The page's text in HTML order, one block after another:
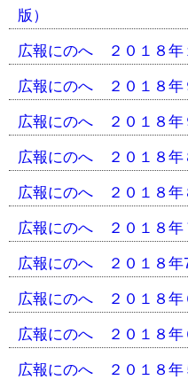
版）
広報にのへ ２０１８年
広報にのへ ２０１８年
広報にのへ ２０１８年
広報にのへ ２０１８年
広報にのへ ２０１８年
広報にのへ ２０１８年
広報にのへ ２０１８年
広報にのへ ２０１８年
広報にのへ ２０１８年
広報にのへ ２０１８年